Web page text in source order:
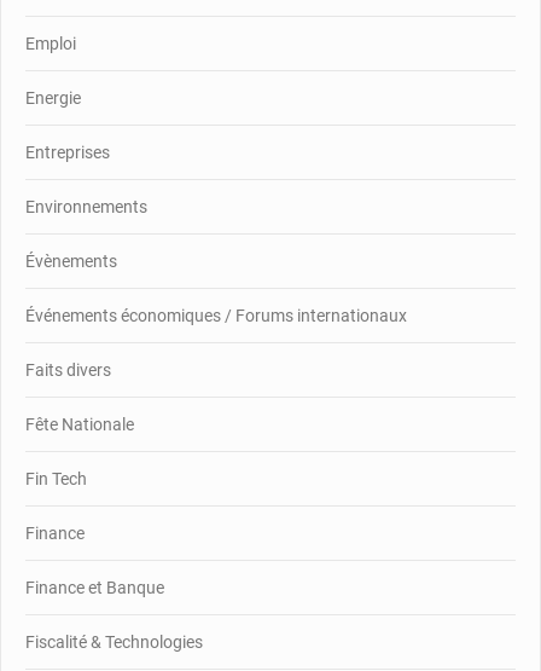
Emploi
Energie
Entreprises
Environnements
Évènements
Événements économiques / Forums internationaux
Faits divers
Fête Nationale
Fin Tech
Finance
Finance et Banque
Fiscalité & Technologies